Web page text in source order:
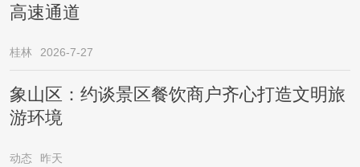
高速通道
桂林 2026-7-27
象山区：约谈景区餐饮商户齐心打造文明旅
游环境
动态 昨天